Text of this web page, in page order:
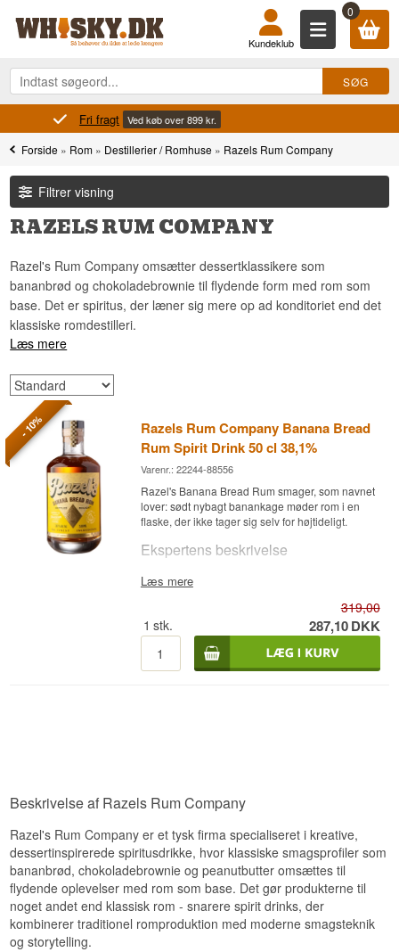
0
Kundeklub
Fri fragt Ved køb over 899 kr.
Forside » Rom » Destillerier / Romhuse » Razels Rum Company
Filtrer visning
RAZELS RUM COMPANY
Razel's Rum Company omsætter dessertklassikere som
bananbrød og chokoladebrownie til flydende form med rom som
base. Det er spiritus, der læner sig mere op ad konditoriet end det
klassiske romdestilleri.
Læs mere
- 10%
Razels Rum Company Banana Bread
Rum Spirit Drink 50 cl 38,1%
Varenr.: 22244-88556
Razel's Banana Bread Rum smager, som navnet
lover: sødt nybagt banankage møder rom i en
flaske, der ikke tager sig selv for højtideligt.
Ekspertens beskrivelse
Razels Rum Company Banana Bread er en
Rommen produceres af Razel's Rum Treats, der
har specialiseret sig i smagsatte rom-udgivelser
med desserttemaer som bananbrød,
moden banan og karamel møder en let
kanelkrydret finish.
Smagsnoter
Næse
Moden banan, karamel og varme
bagværkskrydderier.
Læs mere
319,00
1 stk. 287,10DKK
Beskrivelse af Razels Rum Company
Razel's Rum Company er et tysk firma specialiseret i kreative,
dessertinspirerede spiritusdrikke, hvor klassiske smagsprofiler som
bananbrød, chokoladebrownie og peanutbutter omsættes til
flydende oplevelser med rom som base. Det gør produkterne til
noget andet end klassisk rom - snarere spirit drinks, der
kombinerer traditionel romproduktion med moderne smagsteknik
og storytelling.